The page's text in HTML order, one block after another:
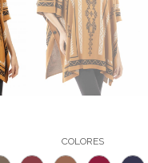
COLORES